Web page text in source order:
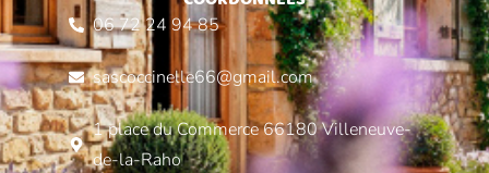
06 72 24 94 85
sascoccinelle66@gmail.com
1 place du Commerce 66180 Villeneuve-
de-la-Raho